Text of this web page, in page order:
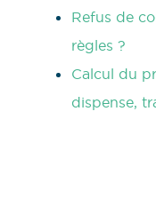
Refus de
règles ?
Calcul du
dispense,